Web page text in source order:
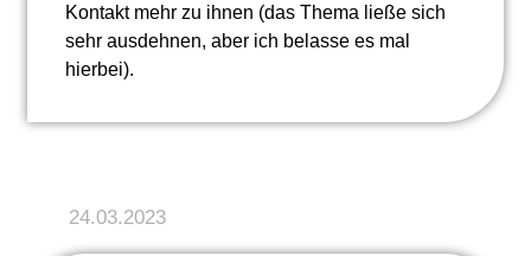
Kontakt mehr zu ihnen (das Thema ließe sich
sehr ausdehnen, aber ich belasse es mal
hierbei).
24.03.2023